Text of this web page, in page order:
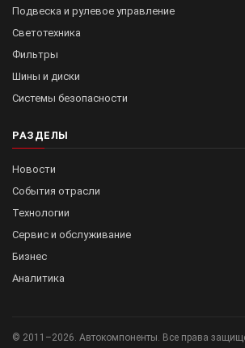
Подвеска и рулевое управление
Светотехника
Фильтры
Шины и диски
Системы безопасности
РАЗДЕЛЫ
Новости
События отрасли
Технологии
Сервис и обслуживание
Бизнес
Аналитика
© 2011–2026. Автокомпоненты. Все права